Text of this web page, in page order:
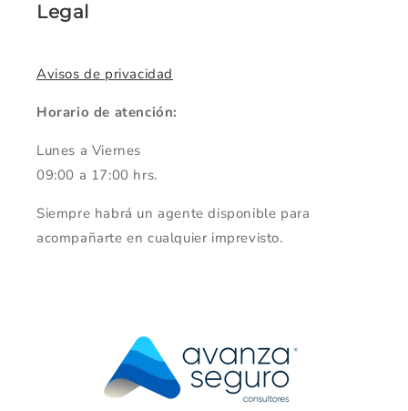
Legal
Avisos de privacidad
Horario de atención:
Lunes a Viernes
09:00 a 17:00 hrs.
Siempre habrá un agente disponible para
acompañarte en cualquier imprevisto.